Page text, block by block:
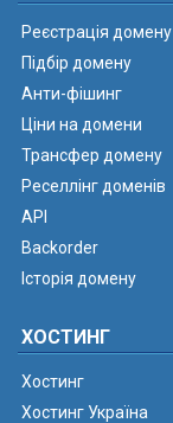
Реєстрація домену
Підбір домену
Анти-фішинг
Ціни на домени
Трансфер домену
Реселлінг доменів
API
Backorder
Історія домену
ХОСТИНГ
Хостинг
Хостинг Україна